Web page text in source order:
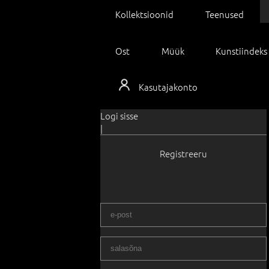
Kollektsioonid Teenused
Ost Müük Kunstiindeks
Kasutajakonto
Logi sisse
|
Registreeru